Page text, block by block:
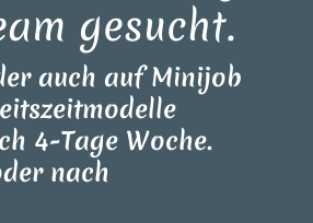
gesucht.
auch auf Minijob
4-Tage Woche.
nach